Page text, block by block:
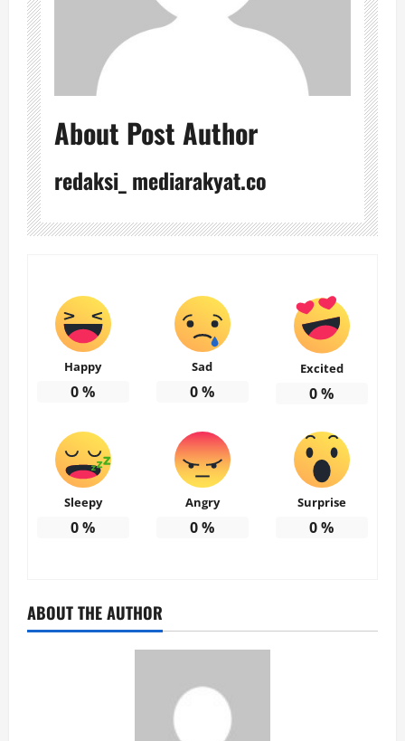
About Post Author
redaksi_ mediarakyat.co
Happy
0%
Sad
0%
Excited
0%
Sleepy
0%
Angry
0%
Surprise
0%
ABOUT THE AUTHOR